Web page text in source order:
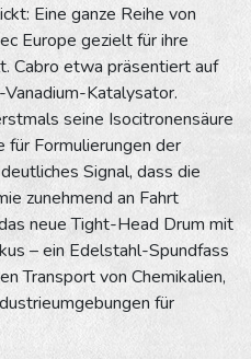
Eine ganze Reihe von
Europe gezielt für ihre
Cabro etwa präsentiert auf
Katalysator.
seine Isocitronensäure
für Formulierungen der
Signal, dass die
zunehmend an Fahrt
neue Tight-Head Drum mit
– ein Edelstahl-Spundfass
Transport von Chemikalien,
für